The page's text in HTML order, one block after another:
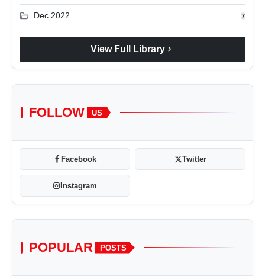
folder_open Dec 2022 7
View Full Library chevron_right
FOLLOW US
Facebook Twitter
Instagram
POPULAR POSTS